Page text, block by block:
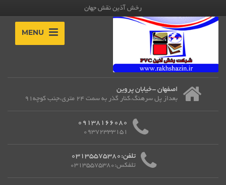
رخش آذین نقش جهان
MENU
اصفهان -خیابان پروین
بعداز پل سرهنگ،کنار گذر به سمت 24 متری،جنب کوچه91
09138166080
09372333151
تلفن:03135575380
تلفکس:03135575380